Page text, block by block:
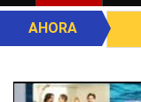
AHORA